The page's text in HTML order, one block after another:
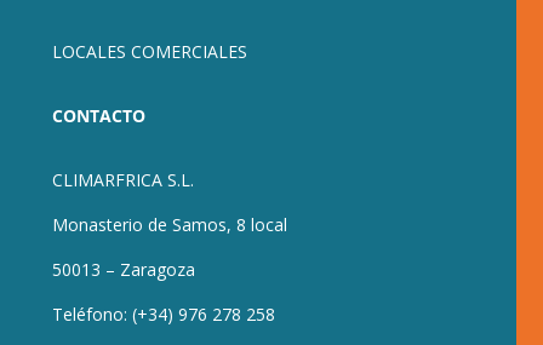
LOCALES COMERCIALES
CONTACTO
CLIMARFRICA S.L.
Monasterio de Samos, 8 local
50013 – Zaragoza
Teléfono: (+34) 976 278 258